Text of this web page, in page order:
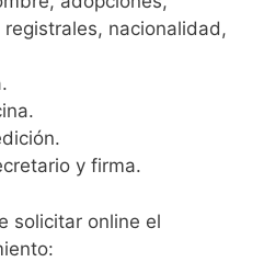
nacionalidad,
y firma.
solicitar online el